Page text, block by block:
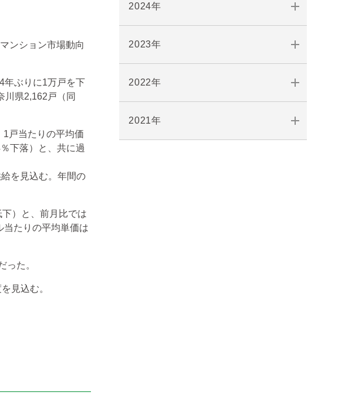
ンション市場動向
年ぶりに1万戸を下
川県2,162戸（同
戸当たりの平均価
下落）と、共に過
を見込む。年間の
）と、前月比では
当たりの平均単価は
た。
見込む。
2024年
2023年
2022年
2021年